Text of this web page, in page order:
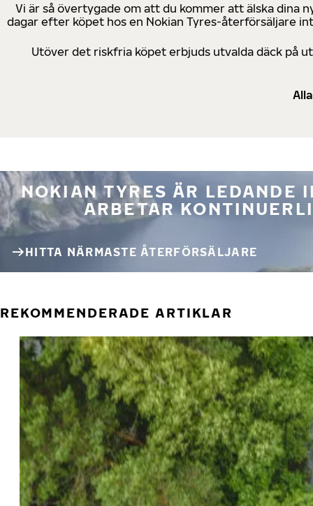
Vi är så övertygade om att du kommer att älska dina
dagar efter köpet hos en Nokian Tyres-återförsäljare
Utöver det riskfria köpet erbjuds utvalda däck på
NOKIAN TYRES ÄR LEDANDE
ARBETAR
HITTA NÄRMASTE ÅTERFÖRSÄLJARE
REKOMMENDERADE ARTIKLAR